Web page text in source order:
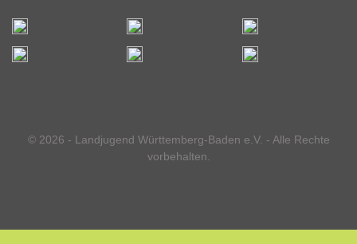
© 2026 - Landjugend Württemberg-Baden e.V. - Alle Rechte
vorbehalten.